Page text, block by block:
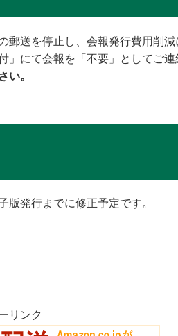
郵送を停止し、会報発行費用削
にて会報を「不要」としてご連
い。
発行までに修正予定です。
リンク